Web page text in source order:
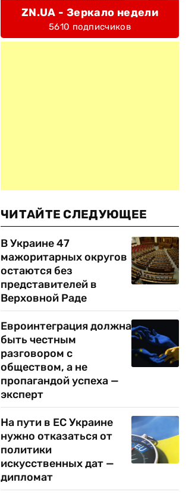
ZN.UA - Зеркало недели
5610 подписчиков
ЧИТАЙТЕ СЛЕДУЮЩЕЕ
В Украине 47
мажоритарных округов
остаются без
представителей в
Верховной Раде
Евроинтеграция должна
быть честным
разговором с
обществом, а не
пропагандой успеха —
эксперт
На пути в ЕС Украине
нужно отказаться от
политики
искусственных дат —
дипломат